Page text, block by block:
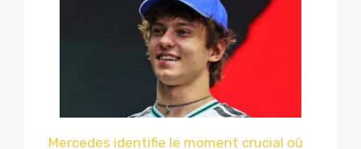
Mercedes identifie le moment crucial où